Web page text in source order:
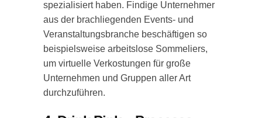
spezialisiert haben. Findige Unternehmer
aus der brachliegenden Events- und
Veranstaltungsbranche beschäftigen so
beispielsweise arbeitslose Sommeliers,
um virtuelle Verkostungen für große
Unternehmen und Gruppen aller Art
durchzuführen.